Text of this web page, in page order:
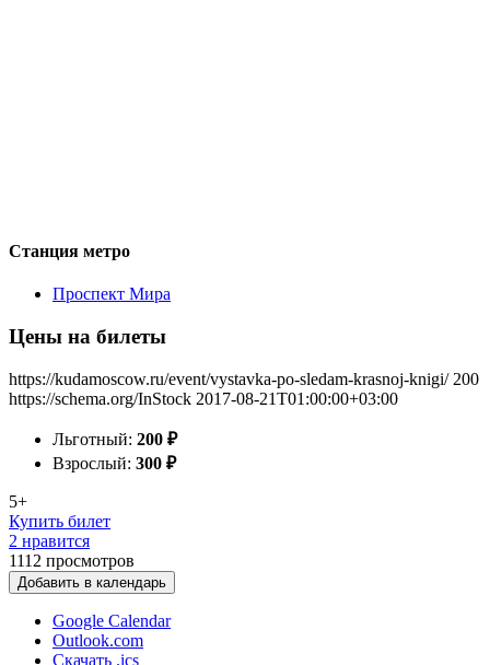
Станция метро
Проспект Мира
Цены на билеты
https://kudamoscow.ru/event/vystavka-po-sledam-krasnoj-knigi/ 200
https://schema.org/InStock 2017-08-21T01:00:00+03:00
Льготный: 200 ₽
Взрослый: 300 ₽
5+
Купить билет
2 нравится
1112 просмотров
Добавить в календарь
Google Calendar
Outlook.com
Скачать .ics